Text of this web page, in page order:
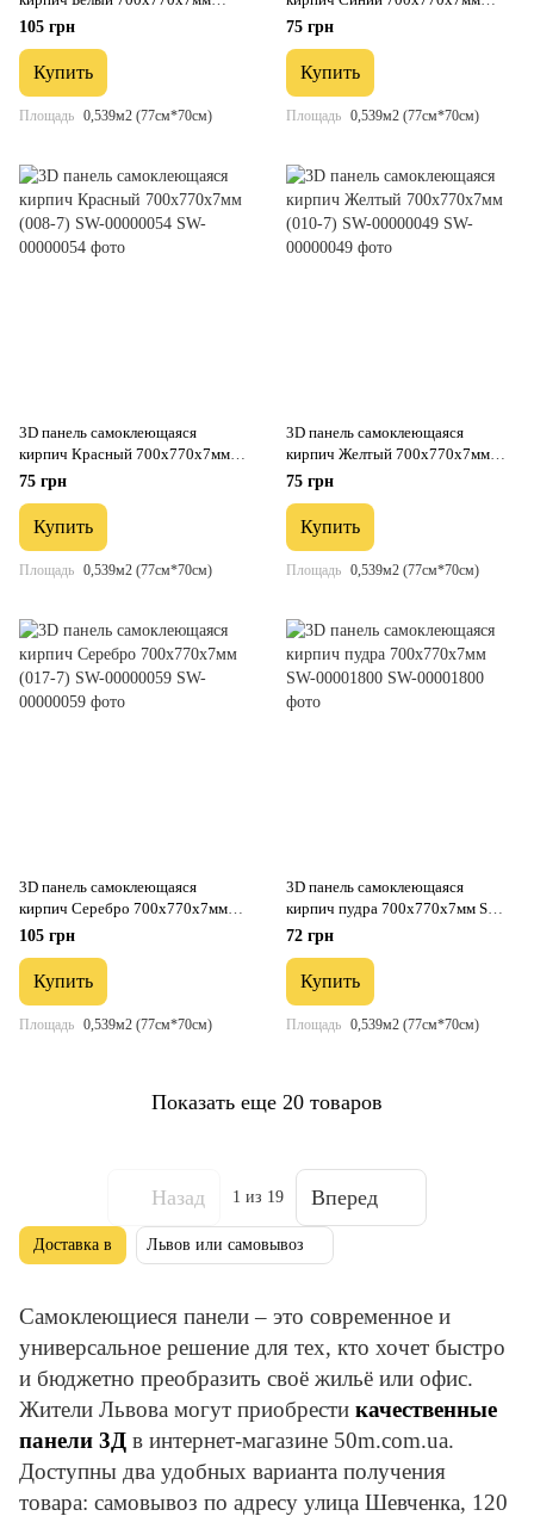
(001-7) SW-00000047
105 грн
Купить
Площадь 0,539м2 (77см*70см)
(003-7) SW-00000060
75 грн
Купить
Площадь 0,539м2 (77см*70см)
3D панель самоклеющаяся
кирпич Красный 700x770x7мм
(008-7) SW-00000054
75 грн
Купить
Площадь 0,539м2 (77см*70см)
3D панель самоклеющаяся
кирпич Желтый 700x770x7мм
(010-7) SW-00000049
75 грн
Купить
Площадь 0,539м2 (77см*70см)
3D панель самоклеющаяся
кирпич Серебро 700x770x7мм
(017-7) SW-00000059
105 грн
Купить
Площадь 0,539м2 (77см*70см)
3D панель самоклеющаяся
кирпич пудра 700х770х7мм SW-
00001800
72 грн
Купить
Площадь 0,539м2 (77см*70см)
Показать еще 20 товаров
Назад 1 из 19 Вперед
Самоклеющиеся панели – это современное и
универсальное решение для тех, кто хочет быстро
и бюджетно преобразить своё жильё или офис.
Жители Львова могут приобрести качественные
панели 3Д в интернет-магазине 50m.com.ua.
Доступны два удобных варианта получения
товара: самовывоз по адресу улица Шевченка, 120
Доставка в Львов или самовывоз